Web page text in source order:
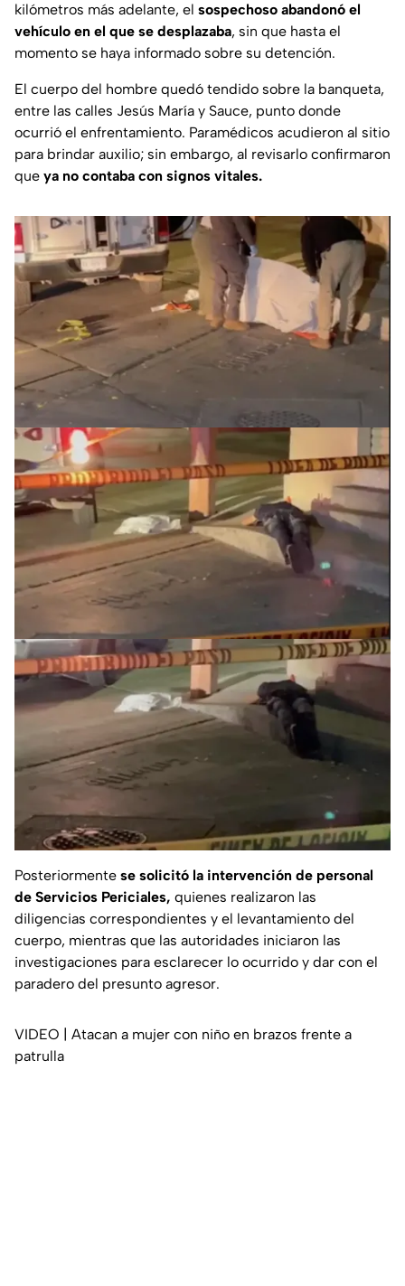
kilómetros más adelante, el sospechoso abandonó el
vehículo en el que se desplazaba, sin que hasta el
momento se haya informado sobre su detención.
El cuerpo del hombre quedó tendido sobre la banqueta,
entre las calles Jesús María y Sauce, punto donde
ocurrió el enfrentamiento. Paramédicos acudieron al sitio
para brindar auxilio; sin embargo, al revisarlo confirmaron
que ya no contaba con signos vitales.
Posteriormente se solicitó la intervención de personal
de Servicios Periciales, quienes realizaron las
diligencias correspondientes y el levantamiento del
cuerpo, mientras que las autoridades iniciaron las
investigaciones para esclarecer lo ocurrido y dar con el
paradero del presunto agresor.
VIDEO | Atacan a mujer con niño en brazos frente a
patrulla